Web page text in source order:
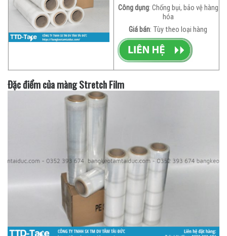
Công dụng: Chống bụi, bảo vệ hàng
hóa
Giá bán: Tùy theo loại hàng
Đặc điểm của màng Stretch Film